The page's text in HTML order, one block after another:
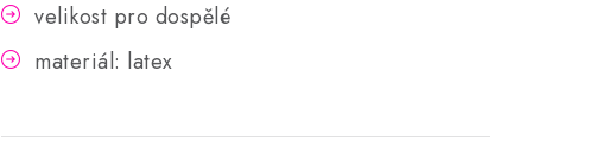
velikost pro dospělé
materiál: latex